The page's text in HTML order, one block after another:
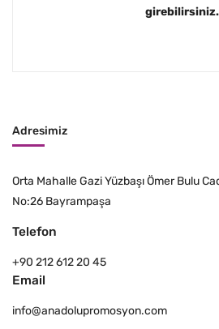
girebilirsiniz.
Adresimiz
Orta Mahalle Gazi Yüzbaşı Ömer Bulu
No:26 Bayrampaşa
Telefon
+90 212 612 20 45
Email
info@anadolupromosyon.com